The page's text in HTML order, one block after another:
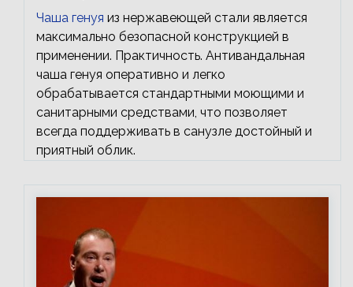
Чаша генуя из нержавеющей стали является
максимально безопасной конструкцией в
применении. Практичность. Антивандальная
чаша генуя оперативно и легко
обрабатывается стандартными моющими и
санитарными средствами, что позволяет
всегда поддерживать в санузле достойный и
приятный облик.